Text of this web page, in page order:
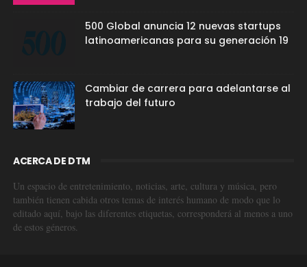
500 Global anuncia 12 nuevas startups
latinoamericanas para su generación 19
Cambiar de carrera para adelantarse al
trabajo del futuro
ACERCA DE DTM
Un espacio de entretenimiento, noticias, arte, cultura y música, pero
también tienen cabida otros temas de interés humano de modo que lo
editado aquí, bajo las diferentes etiquetas, corresponderá al menos a uno
de estos géneros.